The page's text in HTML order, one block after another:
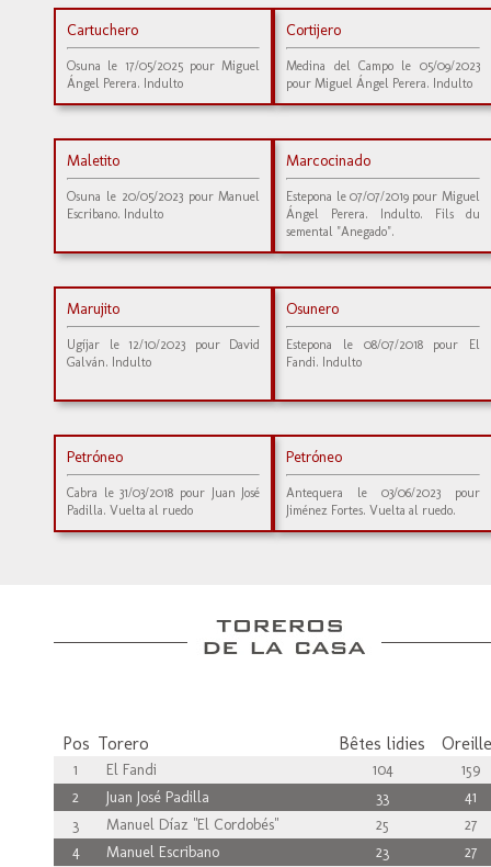
Cartuchero
Osuna le 17/05/2025 pour Miguel
Ángel Perera. Indulto
Cortijero
Medina del Campo le 05/09/2023
pour Miguel Ángel Perera. Indulto
Maletito
Osuna le 20/05/2023 pour Manuel
Escribano. Indulto
Marcocinado
Estepona le 07/07/2019 pour Miguel
Ángel Perera. Indulto. Fils du
semental "Anegado".
Marujito
Ugíjar le 12/10/2023 pour David
Galván. Indulto
Osunero
Estepona le 08/07/2018 pour El
Fandi. Indulto
Petróneo
Cabra le 31/03/2018 pour Juan José
Padilla. Vuelta al ruedo
Petróneo
Antequera le 03/06/2023 pour
Jiménez Fortes. Vuelta al ruedo.
Pos Torero Bêtes lidies
1 El Fandi 104
159
2
Juan José Padilla 33
41
3
Manuel Díaz "El Cordobés" 25
27
4
Manuel Escribano 23
27